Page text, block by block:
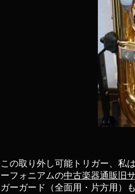
この取り外し可能トリガー、私
ーフォニアム​の中古楽器通販旧
ガーガード（全面用・片方用）